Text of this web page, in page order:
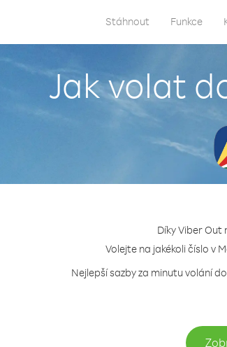
Stáhnout Funkce
Jak volat
Díky Viber Out
Volejte na jakékoli číslo v
Nejlepší sazby za minutu volání